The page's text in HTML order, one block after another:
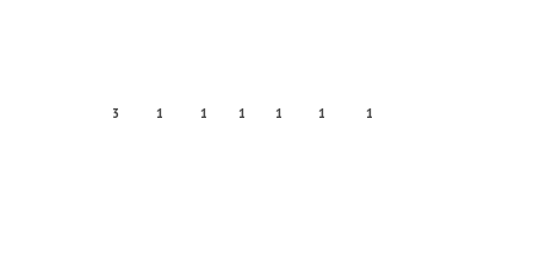
3 1 1 1 1 1 1